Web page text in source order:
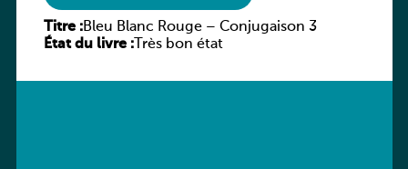
Titre :Bleu Blanc Rouge – Conjugaison 3
État du livre :Très bon état